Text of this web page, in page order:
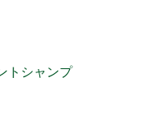
トシャンプ